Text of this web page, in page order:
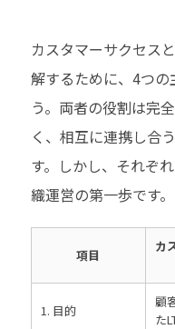
カスタマーサクセス
解するために、4つ
う。両者の役割は完
く、相互に連携し合
す。しかし、それぞ
織運営の第一歩です。
項目
カ
1. 目的
顧
た